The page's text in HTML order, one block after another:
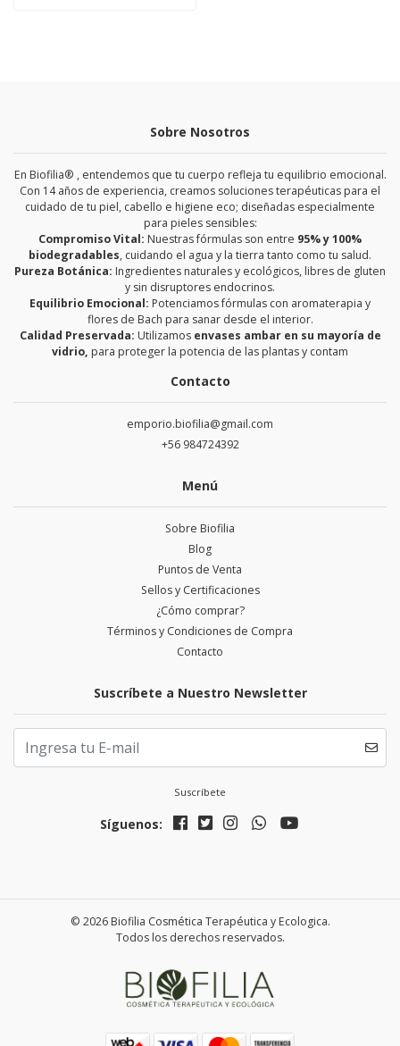
Sobre Nosotros
En Biofilia® , entendemos que tu cuerpo refleja tu equilibrio emocional.
Con 14 años de experiencia, creamos soluciones terapéuticas para el
cuidado de tu piel, cabello e higiene eco; diseñadas especialmente
para pieles sensibles:
Compromiso Vital: Nuestras fórmulas son entre 95% y 100%
biodegradables, cuidando el agua y la tierra tanto como tu salud.
Pureza Botánica: Ingredientes naturales y ecológicos, libres de gluten
y sin disruptores endocrinos.
Equilibrio Emocional: Potenciamos fórmulas con aromaterapia y
flores de Bach para sanar desde el interior.
Calidad Preservada: Utilizamos envases ambar en su mayoría de
vidrio, para proteger la potencia de las plantas y contam
Contacto
emporio.biofilia@gmail.com
+56 984724392
Menú
Sobre Biofilia
Blog
Puntos de Venta
Sellos y Certificaciones
¿Cómo comprar?
Términos y Condiciones de Compra
Contacto
Suscríbete a Nuestro Newsletter
Suscríbete
Síguenos:
© 2026 Biofilia Cosmética Terapéutica y Ecologica.
Todos los derechos reservados.